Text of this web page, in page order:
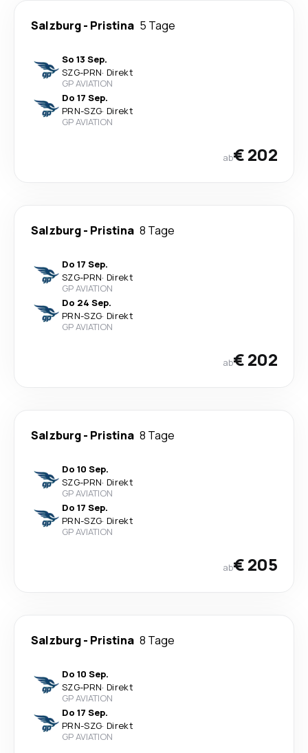
Salzburg- Pristina 5 Tage
So 13 Sep.
SZG-PRN· Direkt
GP AVIATION
Do 17 Sep.
PRN-SZG· Direkt
GP AVIATION
ab€ 202
Salzburg- Pristina 8 Tage
Do 17 Sep.
SZG-PRN· Direkt
GP AVIATION
Do 24 Sep.
PRN-SZG· Direkt
GP AVIATION
ab€ 202
Salzburg- Pristina 8 Tage
Do 10 Sep.
SZG-PRN· Direkt
GP AVIATION
Do 17 Sep.
PRN-SZG· Direkt
GP AVIATION
ab€ 205
Salzburg- Pristina 8 Tage
Do 10 Sep.
SZG-PRN· Direkt
GP AVIATION
Do 17 Sep.
PRN-SZG· Direkt
GP AVIATION